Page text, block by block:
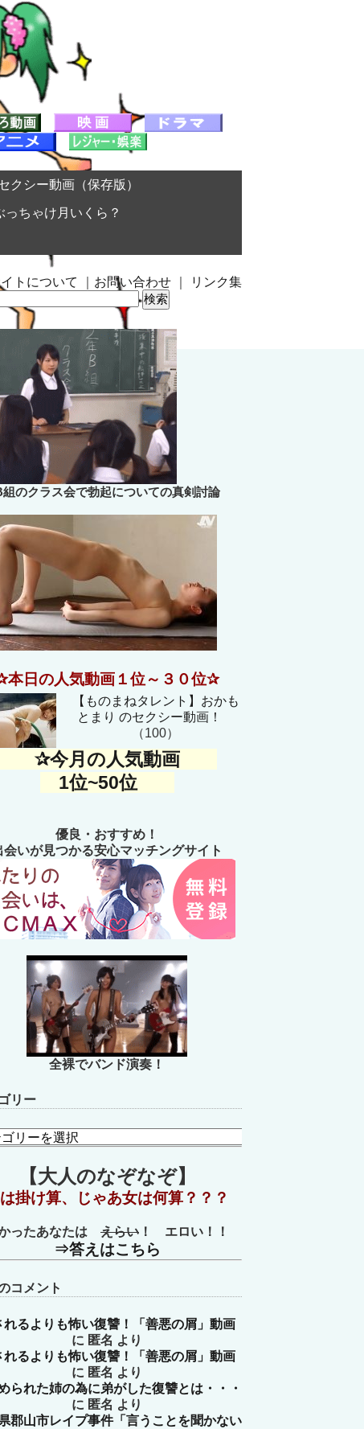
クシー動画（保存版）
っちゃけ月いくら？
トについて お問い合わせ リンク集
組のクラス会で勃起についての真剣討論
本日の人気動画１位～３０位✰
【ものまねタレント】おかも
とまり のセクシー動画！
（100）
✰今月の人気動画
1位~50位
優良・おすすめ！
会いが見つかる安心マッチングサイト
全裸でバンド演奏！
リー
【大人のなぞなぞ】
掛け算、じゃあ女は何算？？？
ったあなたは えらい ！ エロい！！
⇒答えはこちら
コメント
れるよりも怖い復讐！「善悪の屑」動画
に 匿名 より
れるよりも怖い復讐！「善悪の屑」動画
に 匿名 より
られた姉の為に弟がした復讐とは・・・
に 匿名 より
郡山市レイプ事件「言うことを聞かない